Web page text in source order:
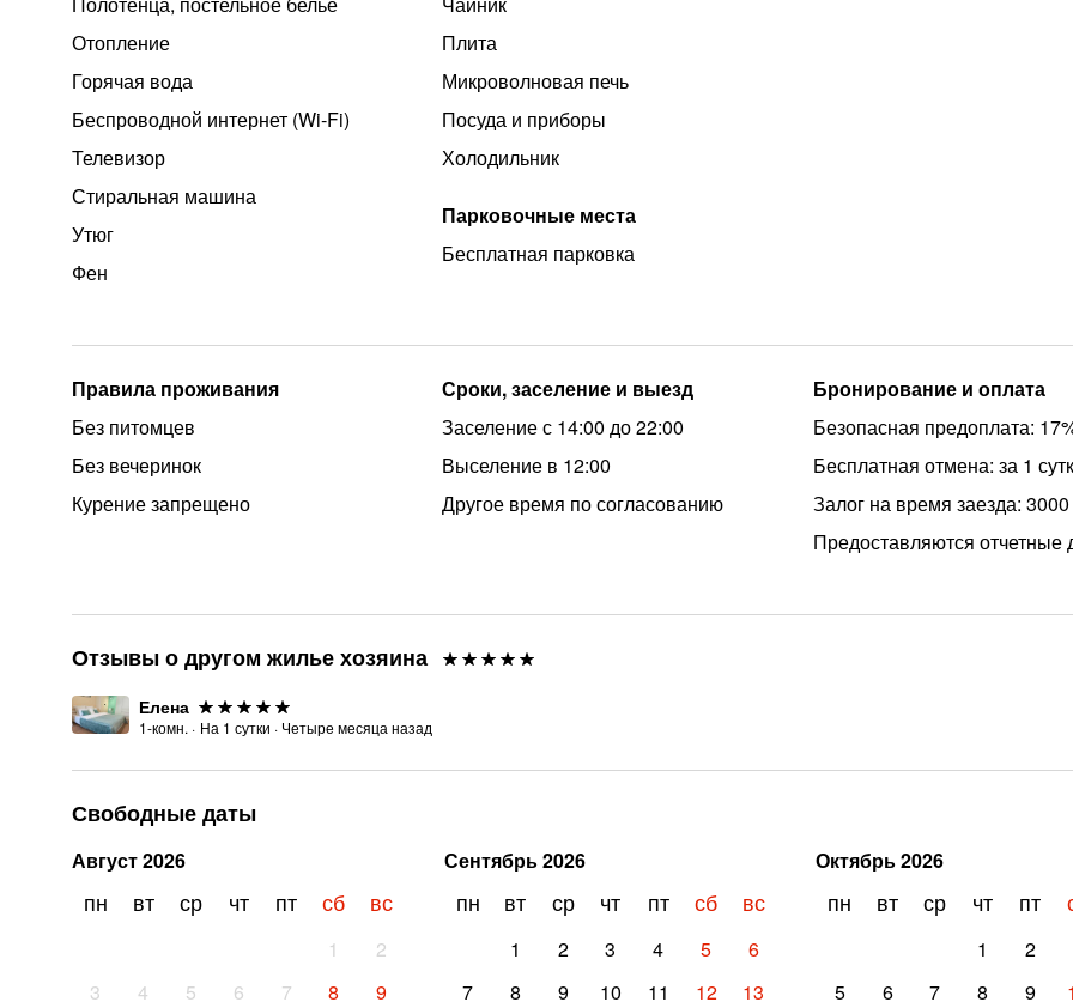
Отопление
Горячая вода
Беспроводной интернет (Wi‑Fi)
Телевизор
Стиральная машина
Утюг
Фен
Плита
Микроволновая печь
Посуда и приборы
Холодильник
Парковочные места
Бесплатная парковка
Правила проживания
Без питомцев
Без вечеринок
Курение запрещено
Сроки, заселение и выезд
Заселение с 14:00 до 22:00
Выселение в 12:00
Другое время по согласованию
Бронирование и оплата
Безопасная предоплата:
Бесплатная отмена: за 1
Залог на время заезда:
Предоставляются отчетные
Свободные даты
Август2026
пн вт ср чт пт сб вс
1
2
3
4 5 6 7 8 9
Сентябрь2026
пн вт ср чт пт сб вс
1 2 3 4 5
6
7
8 9 10 11 12 13
Октябрь2026
пн вт ср чт пт
1 2
5
6 7 8 9
Отзывы о другом жилье хозяина
Елена
1-комн. · На 1 сутки · Четыре месяца назад